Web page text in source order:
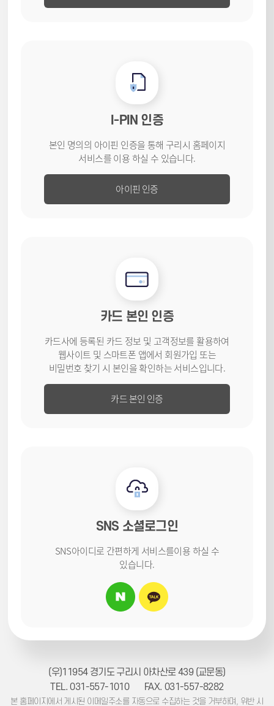
I-PIN 인증
본인 명의의 아이핀 인증을 통해 구리시 홈페이지
서비스를이용 하실 수 있습니다.
아이핀 인증
카드 본인 인증
카드사에 등록된 카드 정보 및 고객정보를 활용하여
웹사이트 및 스마트폰 앱에서 회원가입 또는
비밀번호 찾기 시 본인을 확인하는서비스입니다.
카드 본인 인증
SNS 소셜로그인
SNS아이디로 간편하게 서비스를이용 하실 수
있습니다.
(우)11954 경기도 구리시 아차산로 439 (교문동)
TEL. 031-557-1010
FAX. 031-557-8282
본 홈페이지에서 게시된 이메일주소를 자동으로 수집하는 것을 거부하며, 위반 시